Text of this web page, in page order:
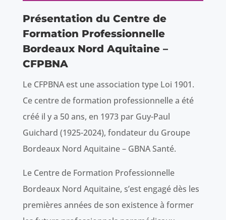
Présentation du Centre de
Formation Professionnelle
Bordeaux Nord Aquitaine –
CFPBNA
Le CFPBNA est une association type Loi 1901.
Ce centre de formation professionnelle a été
créé il y a 50 ans, en 1973 par Guy-Paul
Guichard (1925-2024), fondateur du Groupe
Bordeaux Nord Aquitaine – GBNA Santé.
Le Centre de Formation Professionnelle
Bordeaux Nord Aquitaine, s’est engagé dès les
premières années de son existence à former